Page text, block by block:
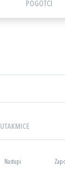
POGOTCI
UTAKMICE
Nastupi